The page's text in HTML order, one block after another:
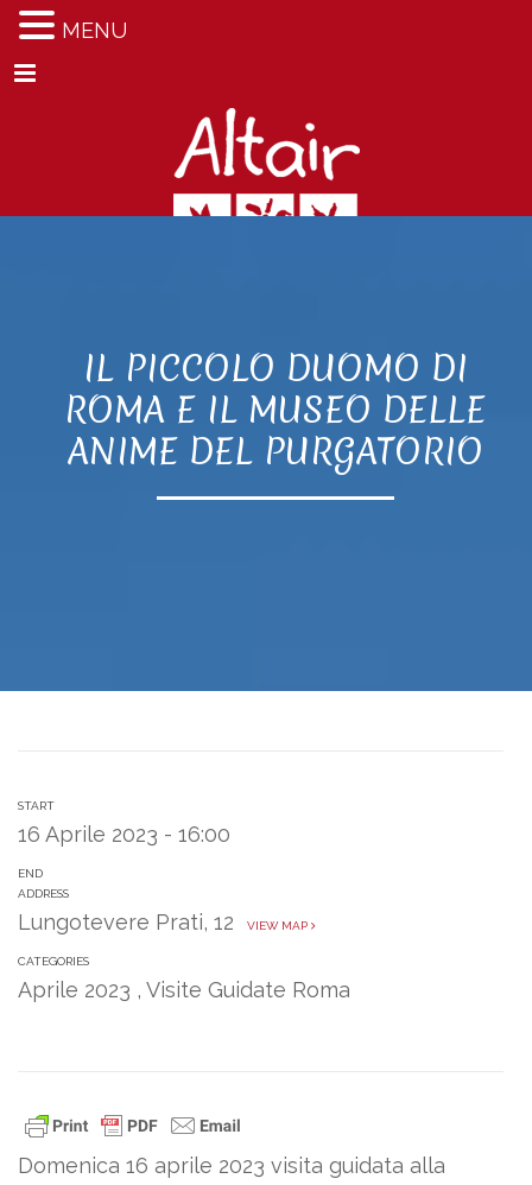
Menu
IL PICCOLO DUOMO DI
ROMA E IL MUSEO DELLE
ANIME DEL PURGATORIO
START
16 Aprile 2023 - 16:00
END
ADDRESS
Lungotevere Prati, 12 VIEW MAP
CATEGORIES
Aprile 2023 , Visite Guidate Roma
Domenica 16 aprile 2023 visita guidata alla
MENU